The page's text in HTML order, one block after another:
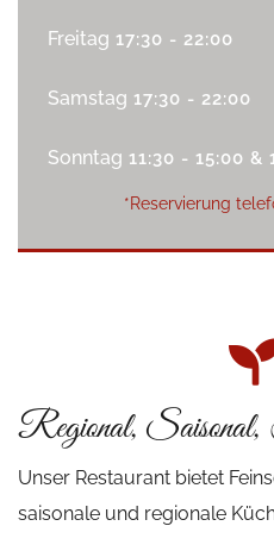
Freitag 17:30 - 22:00
Samstag 17:30 - 22:00
Sonntag 11:30 - 15:00 &
*Reservierung
Regional,
Unser Restaurant bietet
saisonale und regionale